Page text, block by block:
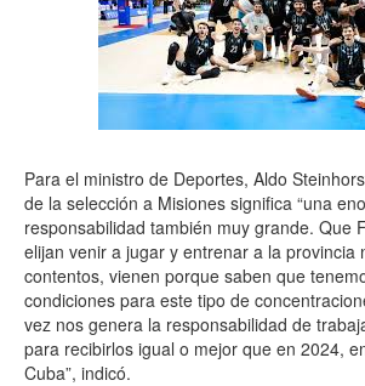
Para el ministro de Deportes, Aldo
de la selección a Misiones significa “una
responsabilidad también muy grande. Que
elijan venir a jugar y entrenar a la provincia
contentos, vienen porque saben que
condiciones para este tipo de
vez nos genera la responsabilidad de
para recibirlos igual o mejor que en 2024,
Cuba”, indicó.